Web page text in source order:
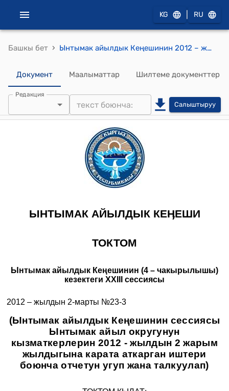
KG RU
Башкы бет › Ынтымак айылдык Кеңешинин 2012 – жылдын 2-мартындагы №23-3 "(Ынтымак айылдык Кеңешинин сессиясы Ынтымак айыл округунун кызматкерлерин 2012 - жылдын 2 жарым жылдыгына карата аткарган иштери боюнча отчетун угуп жана талкуулап)" токтому
Документ Маалыматтар Шилтеме документтер
Редакция
Салыштыруу